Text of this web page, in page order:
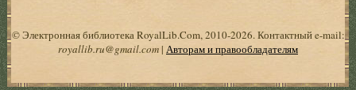
© Электронная библиотека RoyalLib.Com, 2010-2026. Контактный e-mail:
royallib.ru@gmail.com| Авторам и правообладателям